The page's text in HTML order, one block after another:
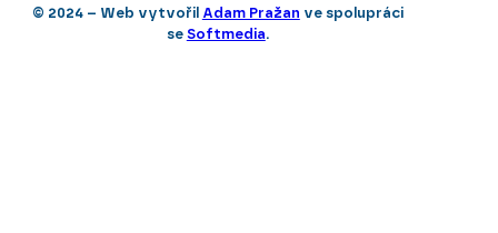
© 2024 – Web vytvořil Adam Pražan ve spolupráci
se Softmedia.